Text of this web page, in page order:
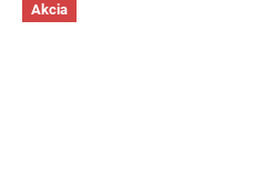
Akcia